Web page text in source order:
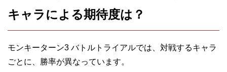
キャラによる期待度は？
モンキーターン3 バトルトライアルでは、対戦するキャラ
ごとに、勝率が異なっています。